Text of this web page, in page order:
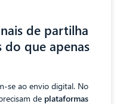
de partilha
que apenas
se ao envio digital. No
de plataformas